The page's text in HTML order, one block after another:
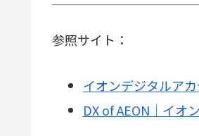
参照サイト：
イオンデジタルア
DX of AEON｜イオ